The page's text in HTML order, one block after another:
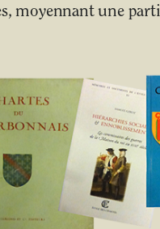
moyennant une